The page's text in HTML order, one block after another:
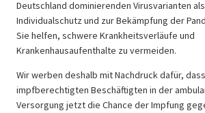
Deutschland dominierenden Virusvarianten
Individualschutz und zur Bekämpfung der
Sie helfen, schwere Krankheitsverläufe und
Krankenhausaufenthalte zu vermeiden.
Wir werben deshalb mit Nachdruck dafür,
impfberechtigten Beschäftigten in der
Versorgung jetzt die Chance der Impfung